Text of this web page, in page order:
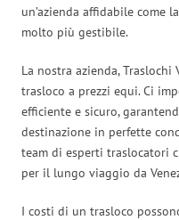
un’azienda affidabile come
molto più gestibile.
La nostra azienda,
trasloco a prezzi equi. Ci
efficiente e sicuro,
destinazione in perfette
team di esperti traslocatori
per il lungo viaggio da
I costi di un trasloco